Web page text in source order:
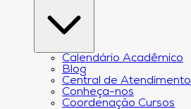
Calendário Acadêmico
Blog
Central de Atendimento
Conheça-nos
Coordenação Cursos